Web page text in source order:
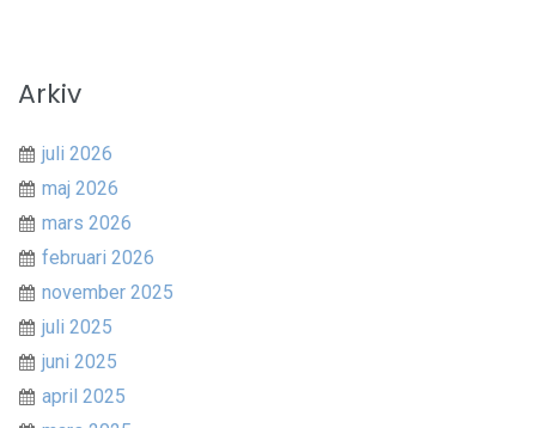
Arkiv
juli 2026
maj 2026
mars 2026
februari 2026
november 2025
juli 2025
juni 2025
april 2025